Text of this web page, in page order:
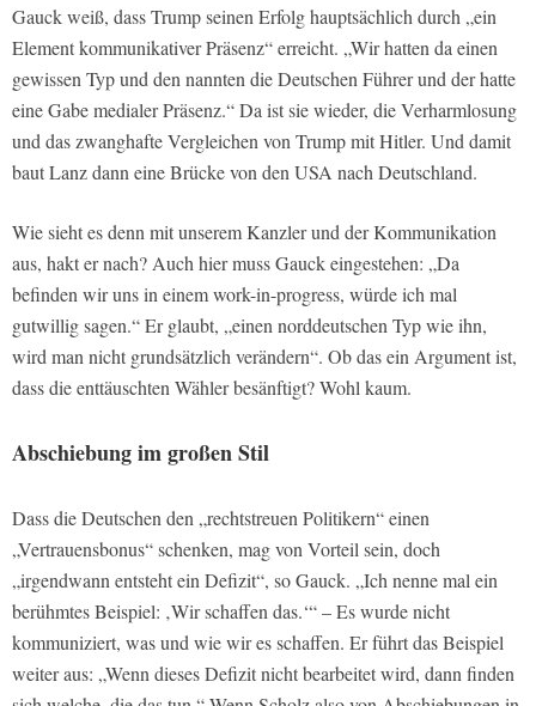
Gauck weiß, dass Trump seinen Erfolg hauptsächlich durch „ein
Element kommunikativer Präsenz“ erreicht. „Wir hatten da einen
gewissen Typ und den nannten die Deutschen Führer und der hatte
eine Gabe medialer Präsenz.“ Da ist sie wieder, die Verharmlosung
und das zwanghafte Vergleichen von Trump mit Hitler. Und damit
baut Lanz dann eine Brücke von den USA nach Deutschland.
Wie sieht es denn mit unserem Kanzler und der Kommunikation
aus, hakt er nach? Auch hier muss Gauck eingestehen: „Da
befinden wir uns in einem work-in-progress, würde ich mal
gutwillig sagen.“ Er glaubt, „einen norddeutschen Typ wie ihn,
wird man nicht grundsätzlich verändern“. Ob das ein Argument ist,
dass die enttäuschten Wähler besänftigt? Wohl kaum.
Abschiebung im großen Stil
Dass die Deutschen den „rechtstreuen Politikern“ einen
„Vertrauensbonus“ schenken, mag von Vorteil sein, doch
„irgendwann entsteht ein Defizit“, so Gauck. „Ich nenne mal ein
berühmtes Beispiel: ‚Wir schaffen das.‘“ – Es wurde nicht
kommuniziert, was und wie wir es schaffen. Er führt das Beispiel
weiter aus: „Wenn dieses Defizit nicht bearbeitet wird, dann finden